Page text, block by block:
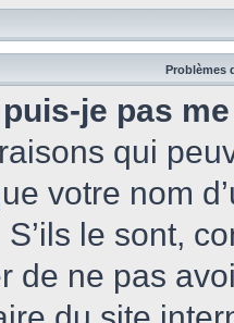
Problèmes
je pas
qui
votre nom
le sont,
de ne pas